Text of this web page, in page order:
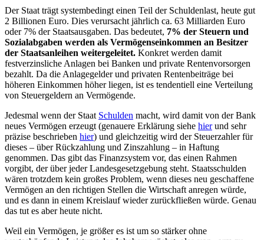
Der Staat trägt systembedingt einen Teil der Schuldenlast, heute gut
2 Billionen Euro. Dies verursacht jährlich ca. 63 Milliarden Euro
oder 7% der Staatsausgaben. Das bedeutet, 7% der Steuern und
Sozialabgaben werden als Vermögenseinkommen an Besitzer
der Staatsanleihen weitergeleitet. Konkret werden damit
festverzinsliche Anlagen bei Banken und private Rentenvorsorgen
bezahlt. Da die Anlagegelder und privaten Rentenbeiträge bei
höheren Einkommen höher liegen, ist es tendentiell eine Verteilung
von Steuergeldern an Vermögende.
Jedesmal wenn der Staat Schulden macht, wird damit von der Bank
neues Vermögen erzeugt (genauere Erklärung siehe hierund sehr
präzise beschrieben hier) und gleichzeitig wird der Steuerzahler für
dieses – über Rückzahlung und Zinszahlung – in Haftung
genommen. Das gibt das Finanzsystem vor, das einen Rahmen
vorgibt, der über jeder Landesgesetzgebung steht. Staatsschulden
wären trotzdem kein großes Problem, wenn dieses neu geschaffene
Vermögen an den richtigen Stellen die Wirtschaft anregen würde,
und es dann in einem Kreislauf wieder zurückfließen würde. Genau
das tut es aber heute nicht.
Weil ein Vermögen, je größer es ist um so stärker ohne